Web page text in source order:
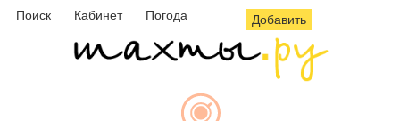
Поиск Кабинет Погода Добавить